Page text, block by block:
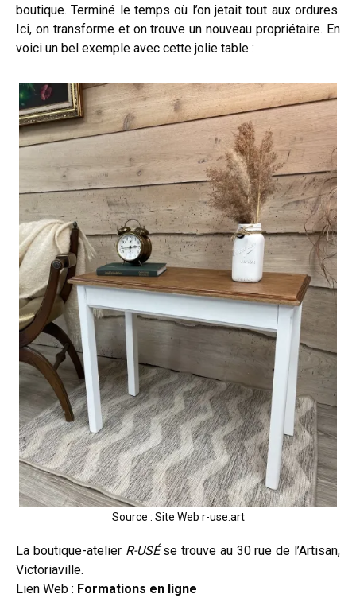
boutique. Terminé le temps où l’on jetait tout aux ordures.
Ici, on transforme et on trouve un nouveau propriétaire. En
voici un bel exemple avec cette jolie table :
Source : Site Web r-use.art
La boutique-atelier R-USÉse trouve au 30 rue de l’Artisan,
Victoriaville.
Lien Web : Formations en ligne